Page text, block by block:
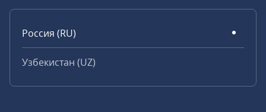
Россия (RU)
Узбекистан (UZ)